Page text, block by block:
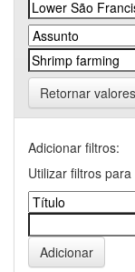
Retornar valores
Adicionar filtros:
Utilizar filtros